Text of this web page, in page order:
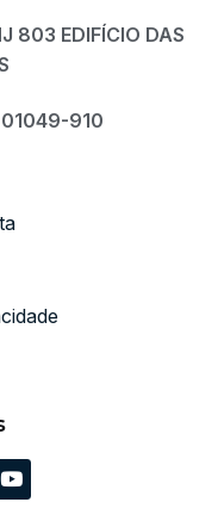
803 EDIFÍCIO DAS
01049-910